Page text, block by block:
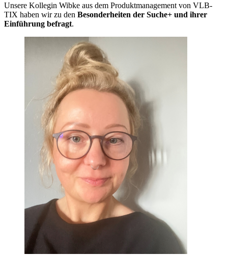
Unsere Kollegin Wibke aus dem Produktmanagement von VLB-
TIX haben wir zu den Besonderheiten der Suche+ und ihrer
Einführung befragt.